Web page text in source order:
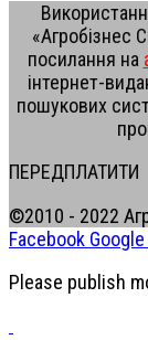
«Агробізнес
посилання на
інтернет-
пошукових
ПЕРЕДПЛАТИТИ
©2010 - 2022
Facebook
Please publish